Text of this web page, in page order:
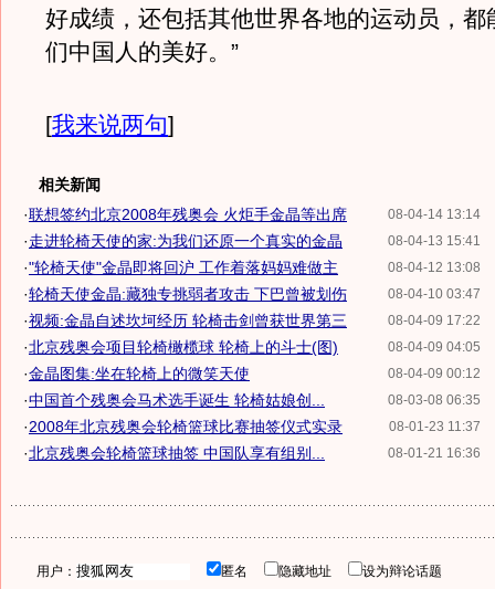
好成绩，还包括其他世界各地的运动员，都
们中国人的美好。”
[我来说两句]
相关新闻
08-04-14 13:14
·联想签约北京2008年残奥会 火炬手金晶等出席
08-04-13 15:41
·走进轮椅天使的家:为我们还原一个真实的金晶
08-04-12 13:08
·"轮椅天使"金晶即将回沪 工作着落妈妈难做主
08-04-10 03:47
·轮椅天使金晶:藏独专挑弱者攻击 下巴曾被划伤
08-04-09 17:22
·视频:金晶自述坎坷经历 轮椅击剑曾获世界第三
08-04-09 04:05
·北京残奥会项目轮椅橄榄球 轮椅上的斗士(图)
08-04-09 00:12
·金晶图集:坐在轮椅上的微笑天使
08-03-08 06:35
·中国首个残奥会马术选手诞生 轮椅姑娘创...
08-01-23 11:37
·2008年北京残奥会轮椅篮球比赛抽签仪式实录
08-01-21 16:36
·北京残奥会轮椅篮球抽签 中国队享有组别...
用户： 匿名 隐藏地址
设为辩论话题